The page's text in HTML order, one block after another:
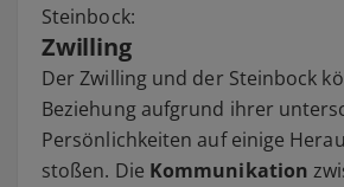
Steinbock:
Zwilling
Der Zwilling und der Steinbock
Beziehung aufgrund ihrer
Persönlichkeiten auf einige
stoßen. Die Kommunikation